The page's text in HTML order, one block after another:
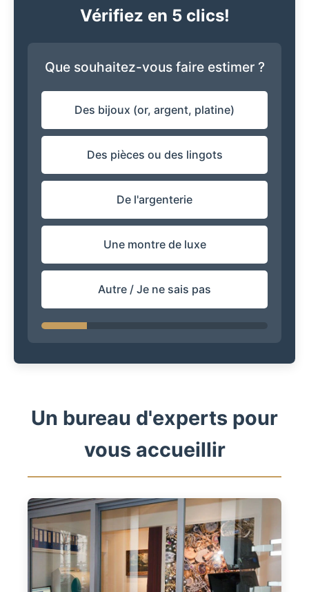
Vérifiez en 5 clics!
Que souhaitez-vous faire estimer ?
Des bijoux (or, argent, platine)
Des pièces ou des lingots
De l'argenterie
Une montre de luxe
Autre / Je ne sais pas
Un bureau d'experts pour
vous accueillir